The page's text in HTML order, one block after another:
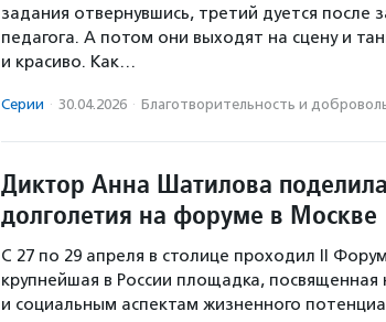
задания отвернувшись, третий дуется после
педагога. А потом они выходят на сцену и
и красиво. Как…
Серии · 30.04.2026 · Благотвори­тель­ность и
Диктор Анна Шатилова
долголетия на форуме в Москве
С 27 по 29 апреля в столице проходил II
крупнейшая в России площадка,
и социальным аспектам жизненного